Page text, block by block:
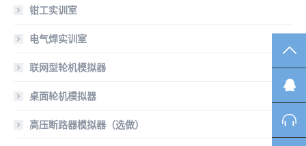
钳工实训室
电气焊实训室
联网型轮机模拟器
桌面轮机模拟器
高压断路器模拟器（选做）